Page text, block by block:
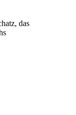
das